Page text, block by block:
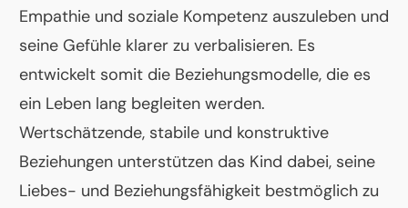
Empathie und soziale Kompetenz auszuleben und
seine Gefühle klarer zu verbalisieren. Es
entwickelt somit die Beziehungsmodelle, die es
ein Leben lang begleiten werden.
Wertschätzende, stabile und konstruktive
Beziehungen unterstützen das Kind dabei, seine
Liebes- und Beziehungsfähigkeit bestmöglich zu